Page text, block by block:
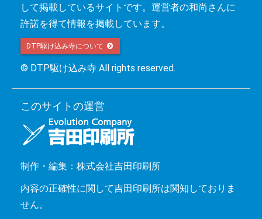
して掲載しているサイトです。運営者の和尚さんに
許諾を得て情報を掲載しています。
DTP駆け込み寺について
© DTP駆け込み寺 All rights reserved.
このサイトの運営
制作・編集：株式会社吉田印刷所
内容の正確性に関して吉田印刷所は関知しておりま
せん。